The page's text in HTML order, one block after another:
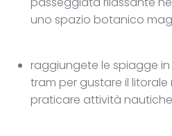
uno spazio botanico
raggiungete le spiagge
tram per gustare il
praticare attività nautiche